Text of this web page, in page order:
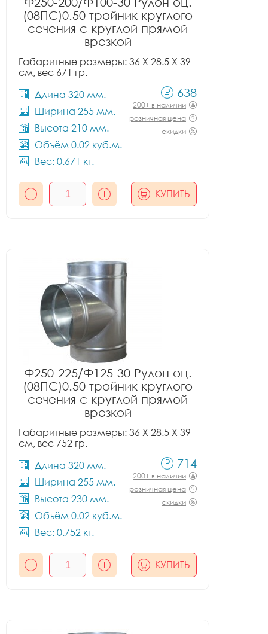
(08ПС)0.50 тройник круглого
сечения с круглой прямой
врезкой
Габаритные размеры: 36 X 28.5 X 39
см, вес 671 гр.
Длина 320 мм.
Ширина 255 мм.
Высота 210 мм.
Объём 0.02 куб.м.
Вес: 0.671 кг.
638
200+ в наличии
розничная цена
скидки
КУПИТЬ
Ф250-225/Ф125-30 Рулон оц.
(08ПС)0.50 тройник круглого
сечения с круглой прямой
врезкой
Габаритные размеры: 36 X 28.5 X 39
см, вес 752 гр.
Длина 320 мм.
Ширина 255 мм.
Высота 230 мм.
Объём 0.02 куб.м.
Вес: 0.752 кг.
714
200+ в наличии
розничная цена
скидки
КУПИТЬ